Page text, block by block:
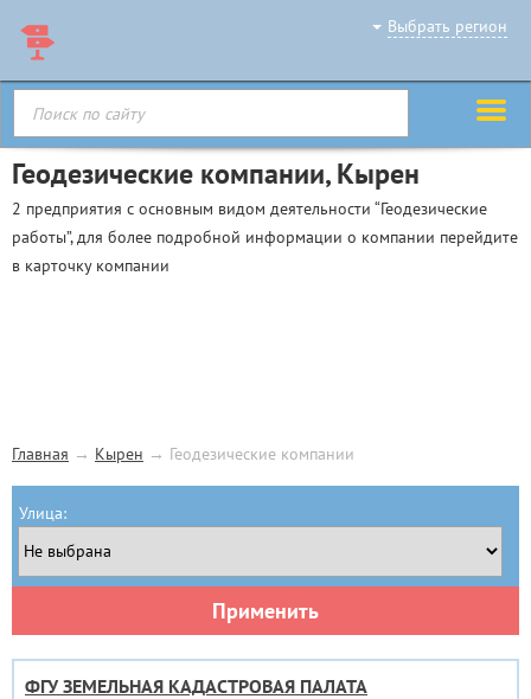
Выбрать регион
Геодезические компании, Кырен
2 предприятия с основным видом деятельности “Геодезические
работы”, для более подробной информации о компании перейдите
в карточку компании
Главная → Кырен → Геодезические компании
Улица:
Применить
ФГУ ЗЕМЕЛЬНАЯ КАДАСТРОВАЯ ПАЛАТА